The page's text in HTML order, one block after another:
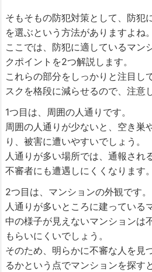
そもそもの防犯対策として、防犯
を選ぶという方法がありますよね。
ここでは、防犯に適しているマン
クポイントを2つ解説します。
これらの部分をしっかりと注目し
スクを格段に減らせるので、注意
1つ目は、周囲の人通りです。
周囲の人通りが少ないと、空き巣
り、被害に遭いやすいでしょう。
人通りが多い場所では、通報され
不審者にも遭遇しにくくなります。
2つ目は、マンションの外観です。
人通りが多いところに建っている
中の様子が見えないマンションは
もらいにくいでしょう。
そのため、明らかに不審な人を見
るかという点でマンションを探す